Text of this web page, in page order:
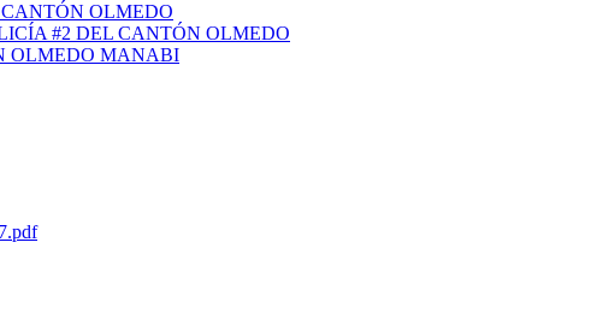
OLMEDO
#2 DEL CANTÓN OLMEDO
OLMEDO MANABI